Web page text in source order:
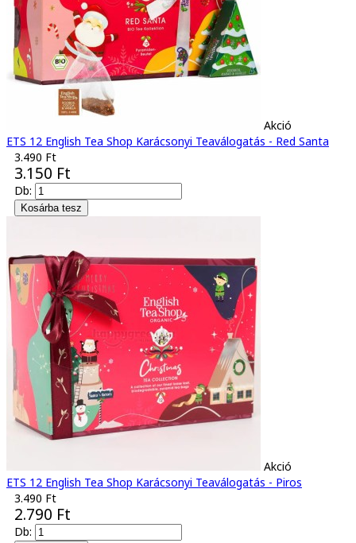
Akció
ETS 12 English Tea Shop Karácsonyi Teaválogatás - Red Santa
3.490 Ft
3.150 Ft
Db:
Akció
ETS 12 English Tea Shop Karácsonyi Teaválogatás - Piros
3.490 Ft
2.790 Ft
Db: